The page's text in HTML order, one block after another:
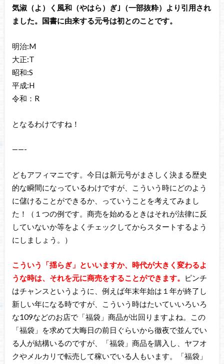
気淑（よ）く風和（やはら）ぎ｣（一部抜粋）より引用され
ました。国書に由来する元号は初とのことです。
明治:M
大正:T
昭和:S
平成:H
令和：R
となるわけですね！
——-
どもアフィマニです。今日は新元号がまさしく決まる歴史
的な瞬間になっているわけですが、こういう時にどのよう
に儲けることができるか、っていうことを考えてみまし
た！（１つの例です。商売を始めるときはそれが法律に反
していないか等をよくチェックしてからスタートするよう
にしましょう。）
こういう「揺らぎ」といいますか、時代が大きく変わるよ
うな時は、それを元に商売をすることができます。
ピンチ
はチャンスというように、例えば年末年始は１年が終了し
新しい年になる時ですが、こういう時はたいていいろいろ
な109などのお店で「福袋」商品が出回りますよね。この
「福袋」を求めて大晦日の前日ぐらいから徹夜で並んでい
る人が結構いるのですが、「福袋」商品を購入し、ヤフオ
クやメルカリで転売して稼いでいる人もいます。「福袋」